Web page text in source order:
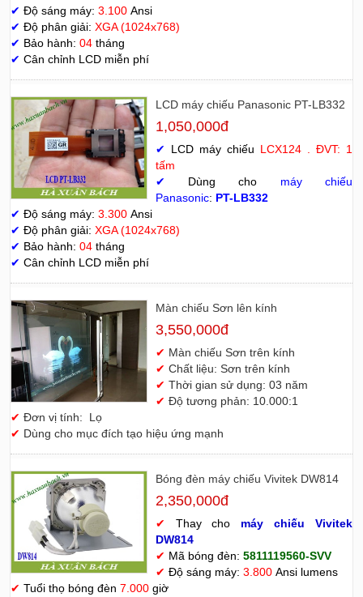
✔ Độ sáng máy: 3.100 Ansi
✔ Độ phân giải: XGA (1024x768)
✔ Bảo hành: 04 tháng
✔ Cân chỉnh LCD miễn phí
LCD máy chiếu Panasonic PT-LB332
1,050,000đ
✔ LCD máy chiếu LCX124 . ĐVT: 1
tấm
✔
Dùng cho máy chiếu
Panasonic: PT-LB332
✔ Độ sáng máy: 3.300 Ansi
✔ Độ phân giải: XGA (1024x768)
✔ Bảo hành: 04 tháng
✔ Cân chỉnh LCD miễn phí
Màn chiếu Sơn lên kính
3,550,000đ
✔ Màn chiếu Sơn trên kính
✔ Chất liệu: Sơn trên kính
✔ Thời gian sử dụng: 03 năm
✔ Độ tương phản: 10.000:1
✔ Đơn vị tính: Lọ
✔ Dùng cho mục đích tạo hiệu ứng mạnh
Bóng đèn máy chiếu Vivitek DW814
2,350,000đ
✔ Thay cho máy chiếu Vivitek
DW814
✔ Mã bóng đèn: 5811119560-SVV
✔ Độ sáng máy: 3.800Ansi lumens
✔ Tuổi thọ bóng đèn 7.000 giờ